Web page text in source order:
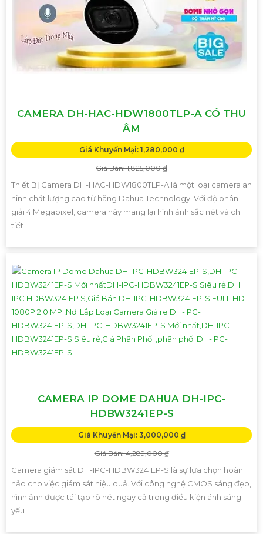
CAMERA DH-HAC-HDW1800TLP-A CÓ THU
ÂM
Giá Khuyến Mại: 1,280,000 ₫
Giá Bán: 1,825,000 ₫
Thiết Bị Camera DH-HAC-HDW1800TLP-A là một loại camera an
ninh chất lượng cao từ hãng Dahua Technology. Với độ phân
giải 4 Megapixel, camera này mang lại hình ảnh sắc nét và chi
tiết
CAMERA IP DOME DAHUA DH-IPC-
HDBW3241EP-S
Giá Khuyến Mại: 3,000,000 ₫
Giá Bán: 4,289,000 ₫
Camera giám sát DH-IPC-HDBW3241EP-S là sự lựa chọn hoàn
hảo cho việc giám sát hiệu quả. Với công nghệ CMOS sáng đẹp,
hình ảnh được tái tạo rõ nét ngay cả trong điều kiện ánh sáng
yếu